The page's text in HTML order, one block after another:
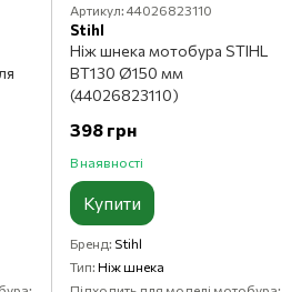
Артикул: 44026823110
Stihl
Ніж шнека мотобура STIHL
BT130 Ø150 мм
(44026823110)
398 грн
В наявності
Купити
Бренд Stihl
Тип Ніж шнека